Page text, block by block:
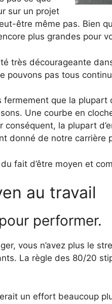
sur un projet
être même pas. Bien
plus grandes pour
très décourageante
pouvons pas tous
fermement que la
Une courbe en
la plupart
donné de notre carrière
fait d’être moyen et
au travail
performer.
vous n’avez plus le
La règle des 80/20
un effort beaucoup